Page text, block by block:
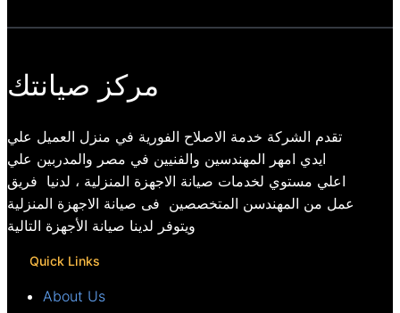
مركز صيانتك
تقدم الشركة خدمة الاصلاح الفورية في منزل العميل علي
ايدي امهر المهندسين والفنيين في مصر والمدربين علي
اعلي مستوي لخدمات صيانة الاجهزة المنزلية ، لدنيا فريق
عمل من المهندسن المتخصصين فى صيانة الاجهزة المنزلية
ويتوفر لدينا صيانة الأجهزة التالية
Quick Links
About Us